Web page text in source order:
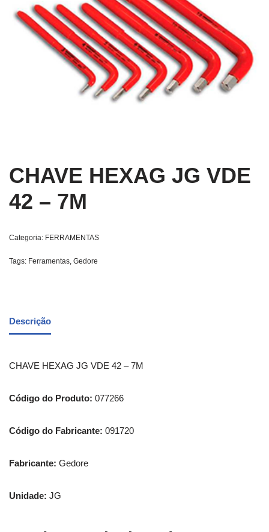
CHAVE HEXAG JG VDE
42 – 7M
Categoria: FERRAMENTAS
Tags: Ferramentas, Gedore
Descrição
CHAVE HEXAG JG VDE 42 – 7M
Código do Produto: 077266
Código do Fabricante: 091720
Fabricante: Gedore
Unidade: JG